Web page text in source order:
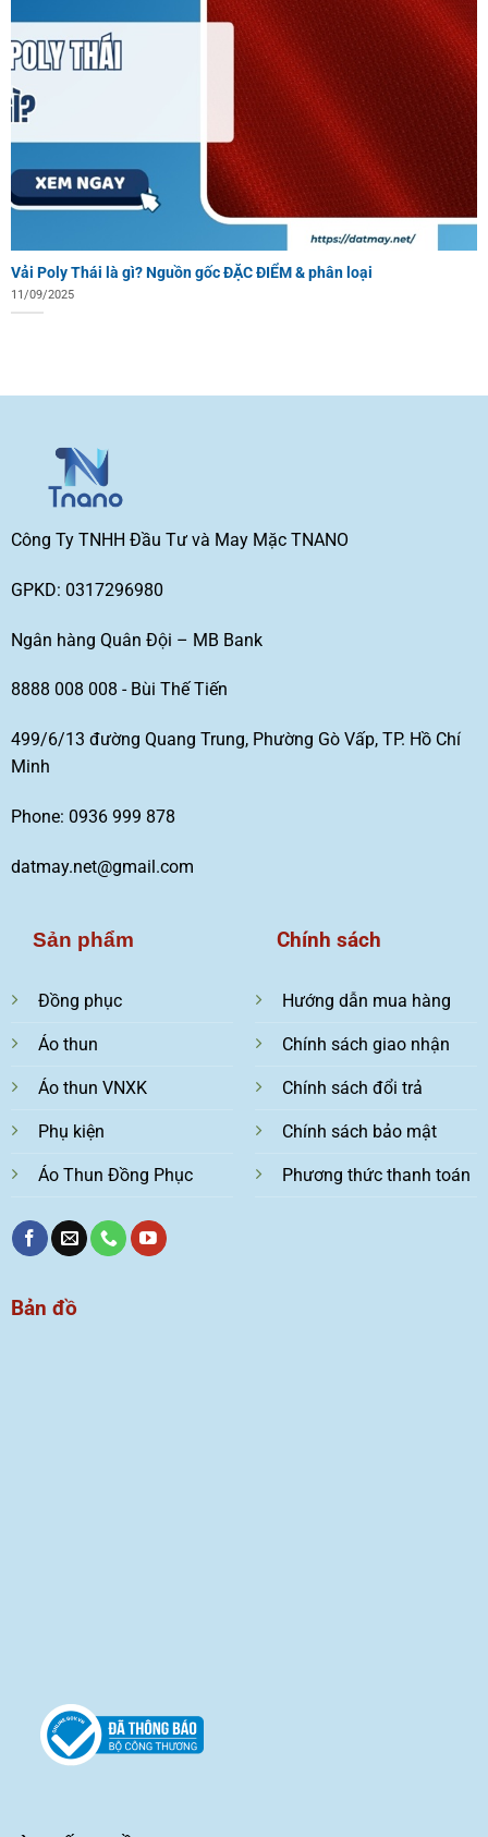
Vải Poly Thái là gì? Nguồn gốc ĐẶC ĐIỂM & phân loại
11/09/2025
Công Ty TNHH Đầu Tư và May Mặc TNANO
GPKD: 0317296980
Ngân hàng Quân Đội – MB Bank
8888 008 008 - Bùi Thế Tiến
499/6/13 đường Quang Trung, Phường Gò Vấp, TP. Hồ Chí
Minh
Phone: 0936 999 878
datmay.net@gmail.com
Sản phẩm
Đồng phục
Áo thun
Áo thun VNXK
Phụ kiện
Áo Thun Đồng Phục
Chính sách
Hướng dẫn mua hàng
Chính sách giao nhận
Chính sách đổi trả
Chính sách bảo mật
Phương thức thanh toán
Bản đồ